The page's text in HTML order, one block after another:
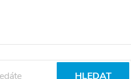
HLEDAT